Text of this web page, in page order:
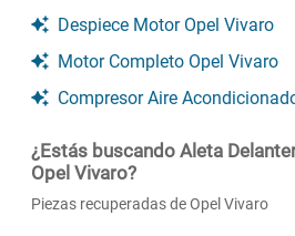
Despiece Motor Opel Vivaro
Motor Completo Opel Vivaro
Compresor Aire
¿Estás buscando Aleta
Opel Vivaro?
Piezas recuperadas de Opel Vivaro